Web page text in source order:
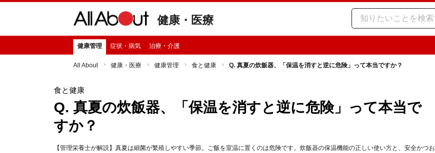
健康・医療
健康管理 症状・病気 治療・介護
All About 健康・医療 健康管理 食と健康 Q. 真夏の炊飯器、「保温を消すと逆に危険」って本当ですか？
食と健康
Q. 真夏の炊飯器、「保温を消すと逆に危険」って本当で
すか？
【管理栄養士が解説】真夏は細菌が繁殖しやすい季節。ご飯を室温に置くのは危険です。炊飯器の保温機能の正しい使い方と、安全かつお